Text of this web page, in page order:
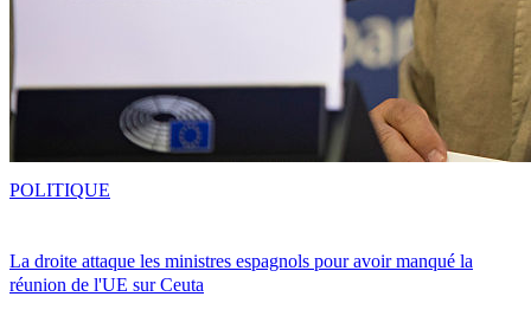
La droite attaque les ministres espagnols pour avoir manqué la
réunion de l'UE sur Ceuta
POLITIQUE